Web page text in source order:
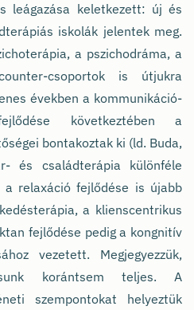
leágazása keletkezett: új és
iskolák jelentek meg.
a pszichodráma, a
csoportok is útjukra
években a kommunikáció-
következtében a
bontakoztak ki (ld. Buda,
és családterápia különféle
a relaxáció fejlődése is újabb
a klienscentrikus
fejlődése pedig a kongnitív
vezetett. Megjegyezzük,
korántsem teljes. A
szempontokat helyeztük